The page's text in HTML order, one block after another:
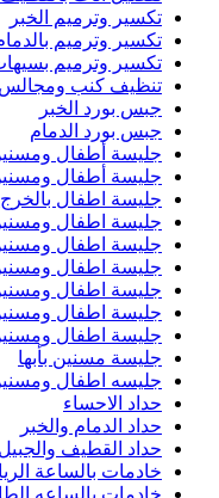
تكسير وترميم الخبر
تكسير وترميم
تكسير وترميم
تنظيف كنب ومجالس
جبس بورد الخبر
جبس بورد الدمام
جليسة أطفال
جليسة أطفال
جليسة اطفال بالخرج
جليسة اطفال
جليسة اطفال
جليسة اطفال
جليسة اطفال
جليسة اطفال
جليسة اطفال
جليسة مسنين بأبها
جليسه اطفال
حداد الاحساء
حداد الدمام والخبر
حداد القطيف والجبيل
خادمات بالساعة
خادمات بالساعه